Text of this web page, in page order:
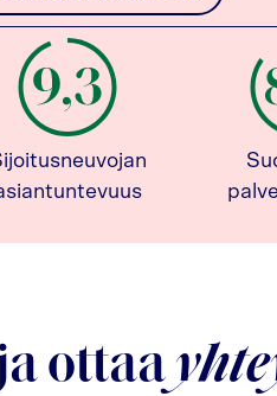
ottaa